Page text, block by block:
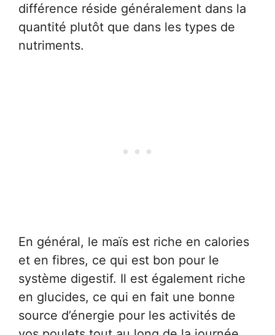
différence réside généralement dans la
quantité plutôt que dans les types de
nutriments.
En général, le maïs est riche en calories
et en fibres, ce qui est bon pour le
système digestif. Il est également riche
en glucides, ce qui en fait une bonne
source d’énergie pour les activités de